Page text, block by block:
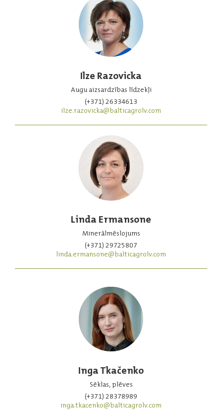
Ilze Razovicka
Augu aizsardzības līdzekļi
(+371) 26334613
ilze.razovicka@balticagrolv.com
Linda Ermansone
Minerālmēslojums
(+371) 29725807
linda.ermansone@balticagrolv.com
Inga Tkačenko
Sēklas, plēves
(+371) 28378989
inga.tkacenko@balticagrolv.com